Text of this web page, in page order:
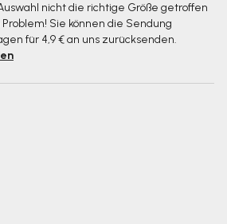
nicht die richtige Größe getroffen
Sie können die Sendung
für 4,9 € an uns zurücksenden.